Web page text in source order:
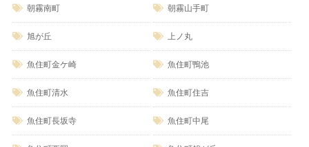
朝霧南町 朝霧山手町
旭が丘 上ノ丸
魚住町金ケ崎 魚住町鴨池
魚住町清水 魚住町住吉
魚住町長坂寺 魚住町中尾